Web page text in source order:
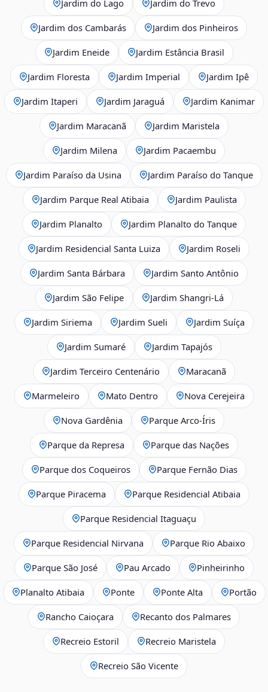
Jardim do Lago Jardim do Trevo
Jardim dos Cambarás Jardim dos Pinheiros
Jardim Eneide Jardim Estância Brasil
Jardim Floresta Jardim Imperial Jardim Ipê
Jardim Itaperi Jardim Jaraguá Jardim Kanimar
Jardim Maracanã Jardim Maristela
Jardim Milena Jardim Pacaembu
Jardim Paraíso da Usina Jardim Paraíso do Tanque
Jardim Parque Real Atibaia Jardim Paulista
Jardim Planalto Jardim Planalto do Tanque
Jardim Residencial Santa Luiza Jardim Roseli
Jardim Santa Bárbara Jardim Santo Antônio
Jardim São Felipe Jardim Shangri-Lá
Jardim Siriema Jardim Sueli Jardim Suíça
Jardim Sumaré Jardim Tapajós
Jardim Terceiro Centenário Maracanã
Marmeleiro Mato Dentro Nova Cerejeira
Nova Gardênia Parque Arco-Íris
Parque da Represa Parque das Nações
Parque dos Coqueiros Parque Fernão Dias
Parque Piracema Parque Residencial Atibaia
Parque Residencial Itaguaçu
Parque Residencial Nirvana Parque Rio Abaixo
Parque São José Pau Arcado Pinheirinho
Planalto Atibaia Ponte Ponte Alta Portão
Rancho Caioçara Recanto dos Palmares
Recreio Estoril Recreio Maristela
Recreio São Vicente